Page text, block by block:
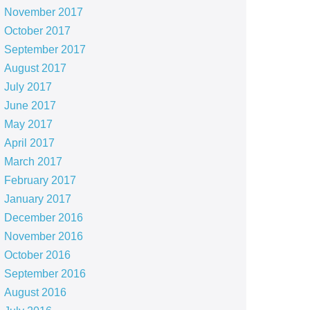
November 2017
October 2017
September 2017
August 2017
July 2017
June 2017
May 2017
April 2017
March 2017
February 2017
January 2017
December 2016
November 2016
October 2016
September 2016
August 2016